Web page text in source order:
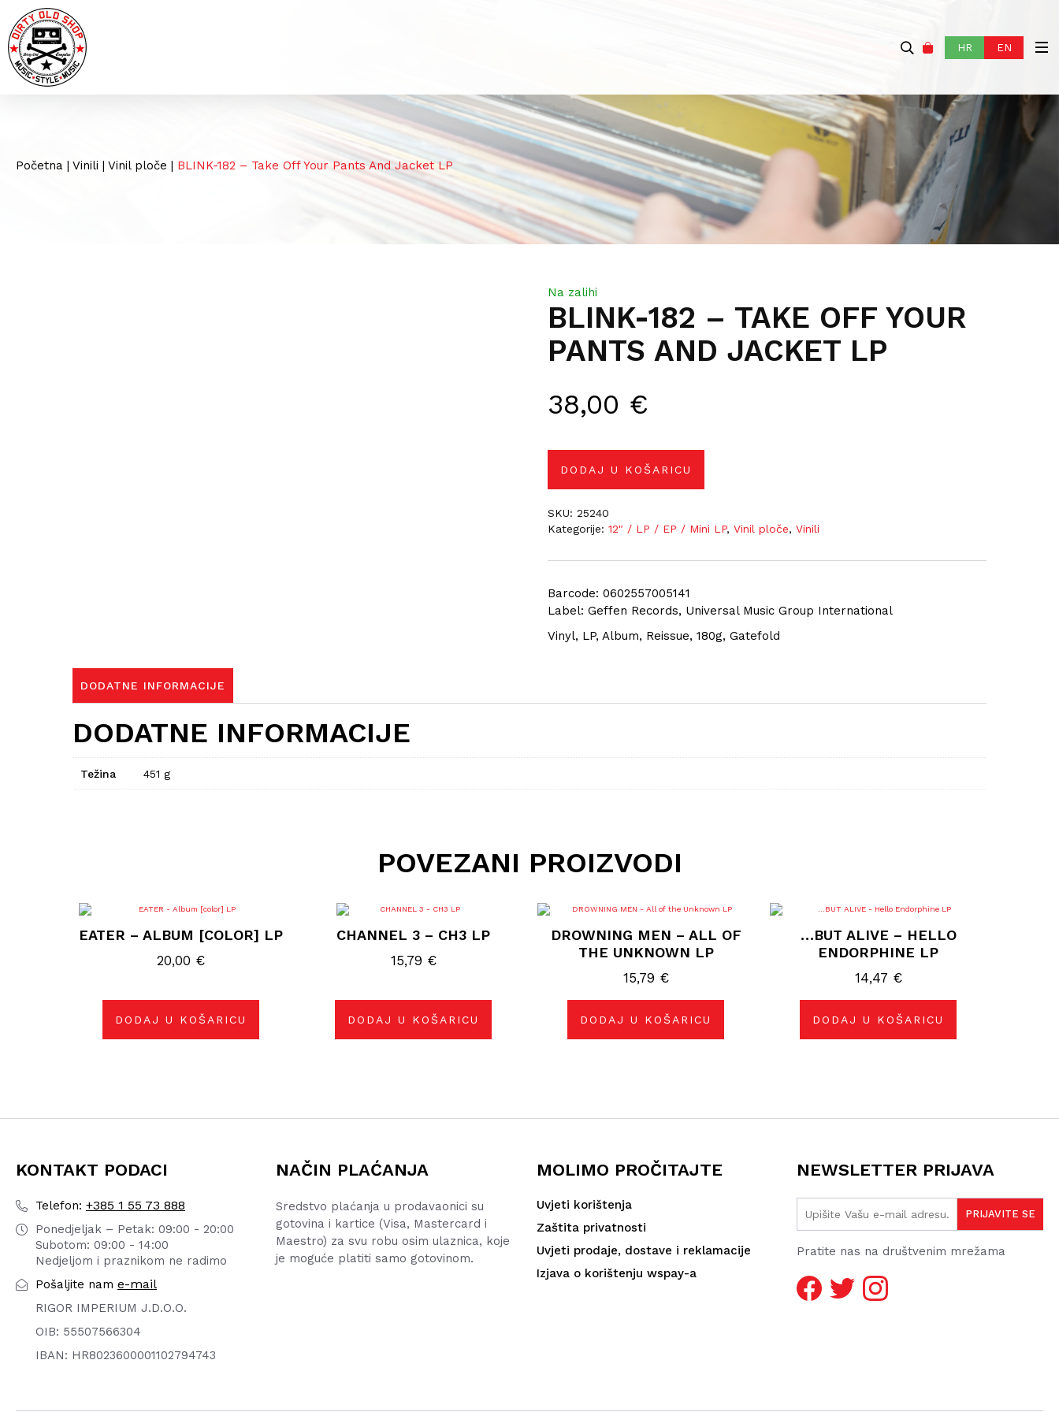
HR EN
Početna | Vinili | Vinil ploče | BLINK-182 – Take Off Your Pants And Jacket LP
BLINK-182 – TAKE OFF YOUR
PANTS AND JACKET LP
38,00 €
Barcode: 0602557005141
Label: Geffen Records, Universal Music Group International
Vinyl, LP, Album, Reissue, 180g, Gatefold
Na zalihi
DODAJ U KOŠARICU
SKU:25240
Kategorije:12" / LP / EP / Mini LP,Vinil ploče,Vinili
DODATNE INFORMACIJE
DODATNE INFORMACIJE
Težina 451 g
POVEZANI PROIZVODI
EATER – ALBUM [COLOR] LP
20,00 €
DODAJ U KOŠARICU
CHANNEL 3 – CH3 LP
15,79 €
DODAJ U KOŠARICU
DROWNING MEN – ALL OF
THE UNKNOWN LP
15,79 €
DODAJ U KOŠARICU
…BUT ALIVE – HELLO
ENDORPHINE LP
14,47 €
DODAJ U KOŠARICU
KONTAKT PODACI
Telefon: +385 1 55 73 888
Ponedjeljak – Petak: 09:00 - 20:00
Subotom: 09:00 - 14:00
Nedjeljom i praznikom ne radimo
Pošaljite nam e-mail
RIGOR IMPERIUM J.D.O.O.
OIB: 55507566304
IBAN: HR8023600001102794743
NAČIN PLAĆANJA
Sredstvo plaćanja u prodavaonici su
gotovina i kartice (Visa, Mastercard i
Maestro) za svu robu osim ulaznica, koje
je moguće platiti samo gotovinom.
MOLIMO PROČITAJTE
Uvjeti korištenja
Zaštita privatnosti
Uvjeti prodaje, dostave i reklamacije
Izjava o korištenju wspay-a
NEWSLETTER PRIJAVA
Pratite nas na društvenim mrežama